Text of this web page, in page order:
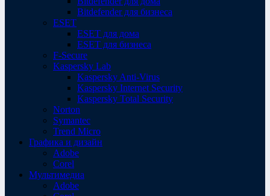
Bitdefender для бизнеса
ESET
ESET для дома
ESET для бизнеса
F-Secure
Kaspersky Lab
Kaspersky Anti-Virus
Kaspersky Internet Security
Kaspersky Total Security
Norton
Symantec
Trend Micro
Графика и дизайн
Adobe
Corel
Мультимедиа
Adobe